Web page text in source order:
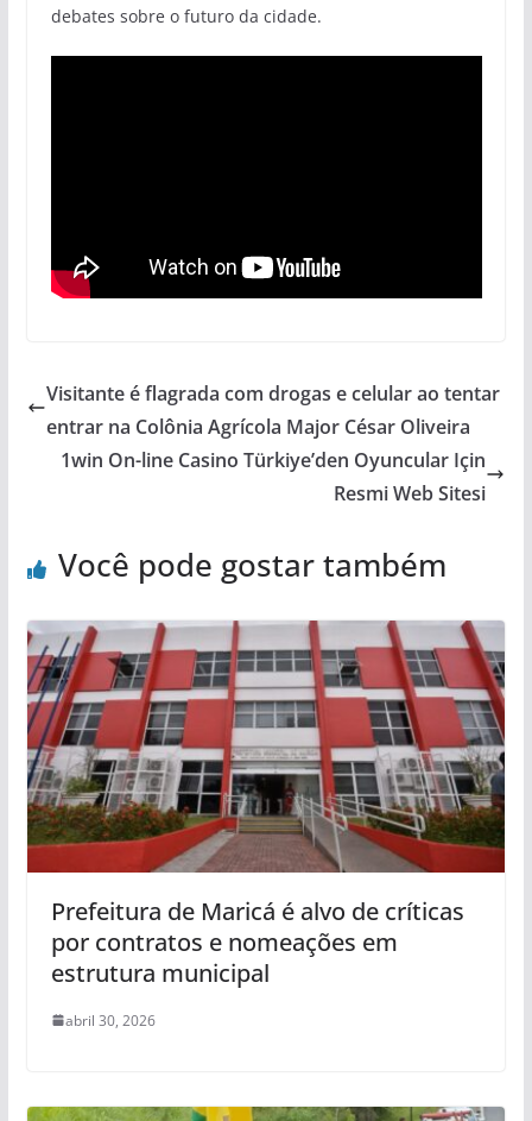
debates sobre o futuro da cidade.
Visitante é flagrada com drogas e celular ao tentar
entrar na Colônia Agrícola Major César Oliveira
1win On-line Casino Türkiye’den Oyuncular Için
Resmi Web Sitesi
Você pode gostar também
Prefeitura de Maricá é alvo de críticas
por contratos e nomeações em
estrutura municipal
abril 30, 2026